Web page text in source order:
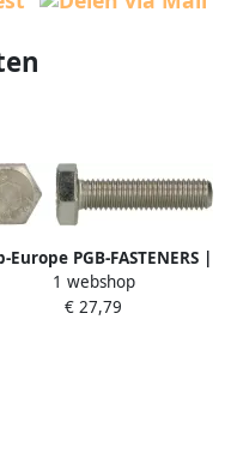
Europe PGB-FASTENERS |
A2-70 DIN
933 M8x70 | 100 st
1 webshop
€ 27,79